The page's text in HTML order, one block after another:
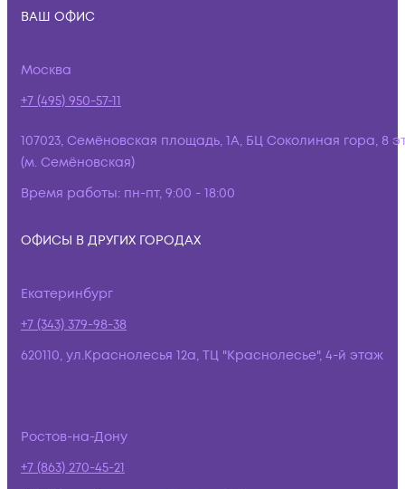
ВАШ ОФИС
Москва
+7 (495) 950-57-11
107023, Семёновская площадь, 1А, БЦ Соколиная гора, 8
(м. Семёновская)
Время работы: пн-пт, 9:00 - 18:00
ОФИСЫ В ДРУГИХ ГОРОДАХ
Екатеринбург
+7 (343) 379-98-38
620110, ул.Краснолесья 12а, ТЦ "Краснолесье", 4-й этаж
Ростов-на-Дону
+7 (863) 270-45-21